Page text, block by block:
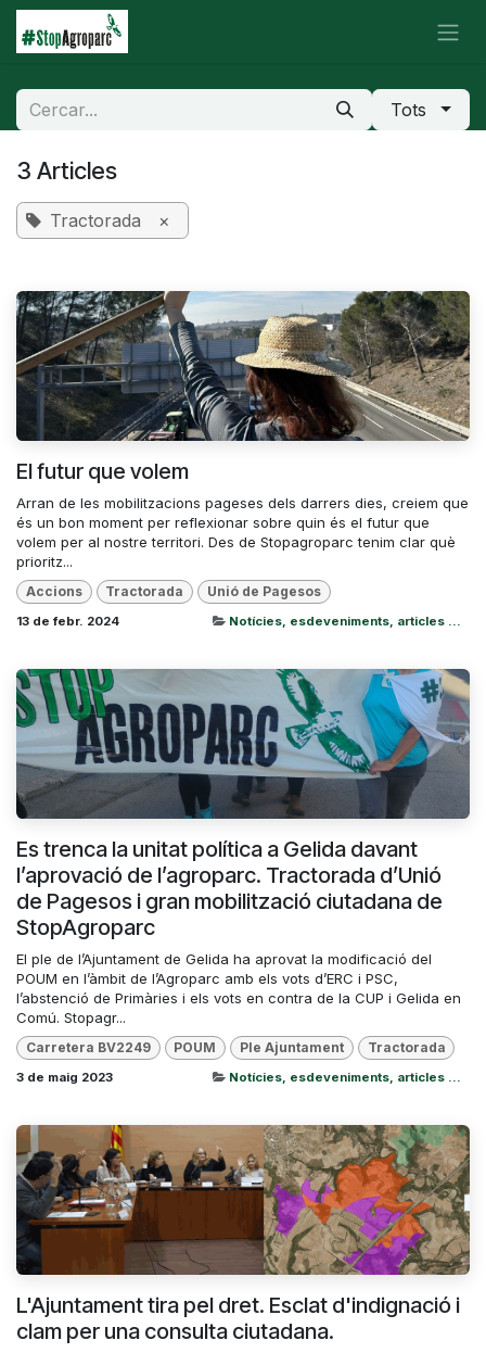
Skip to Content
Tots
3 Articles
Tractorada ×
El futur que volem
Arran de les mobilitzacions pageses dels darrers dies, creiem que
és un bon moment per reflexionar sobre quin és el futur que
volem per al nostre territori. Des de Stopagroparc tenim clar què
prioritz...
Accions Tractorada Unió de Pagesos
13 de febr. 2024 Notícies, esdeveniments, articles ...
Es trenca la unitat política a Gelida davant
l’aprovació de l’agroparc. Tractorada d’Unió
de Pagesos i gran mobilització ciutadana de
StopAgroparc
El ple de l’Ajuntament de Gelida ha aprovat la modificació del
POUM en l’àmbit de l’Agroparc amb els vots d’ERC i PSC,
l’abstenció de Primàries i els vots en contra de la CUP i Gelida en
Comú. Stopagr...
Carretera BV2249 POUM Ple Ajuntament Tractorada
3 de maig 2023 Notícies, esdeveniments, articles ...
L'Ajuntament tira pel dret. Esclat d'indignació i
clam per una consulta ciutadana.